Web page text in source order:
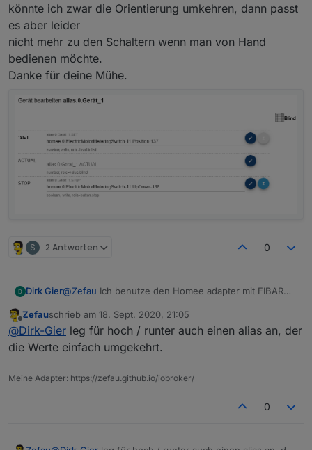
könnte ich zwar die Orientierung umkehren, dann passt
es aber leider
nicht mehr zu den Schaltern wenn man von Hand
bedienen möchte.
Danke für deine Mühe.
S 2 Antworten 0
Dirk Gier@Zefau Ich benutze den Homee adapter mit FIBARO
223.
Den Datenpunkt Sop habe ich mitlerweile
hinbekommen in dem ich ein Alias angelegt habe, das
hat auch funktioniert soweit.
könnte ich zwar die Orientierung umkehren, dann
nicht mehr zu den Schaltern wenn man von Hand
Offline
Zefauschrieb am 18. Sept. 2020, 21:05
zuletzt editiert von
@Dirk-Gier leg für hoch / runter auch einen alias an, der
die Werte einfach umgekehrt.
Meine Adapter: https://zefau.github.io/iobroker/
0